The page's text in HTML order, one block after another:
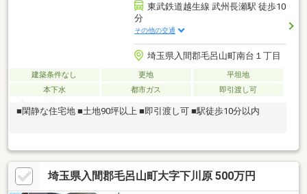
東武鉄道越生線 武州長瀬駅 徒歩10
分
その他の交通
埼玉県入間郡毛呂山町南台１丁目
建築条件なし 更地
平坦地
本下水
都市ガス 即引渡し可
■閑静な住宅地 ■土地90坪以上 ■即引渡し可 ■駅徒歩10分以内
埼玉県入間郡毛呂山町大字下川原 500万円